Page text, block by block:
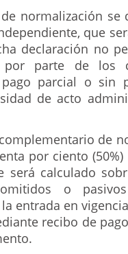
normalización se
que
declaración no
por parte de los
parcial o sin
de acto
de
por ciento
será calculado
o
entrada en
recibo de